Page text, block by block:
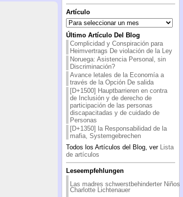
Artículo
Artículo
Último Artículo Del Blog
Complicidad y Conspiración para
Heimvertrags De violación de la Ley
Noruega: Asistencia Personal, sin
Discriminación?
Avance letales de la Economía a
través de la Opción De salida
[D+1500] Hauptbarrieren en contra
de Inclusión y de derecho de
participación de las personas
discapacitadas y de cuidado de
Personas
[D+1350] la Responsabilidad de la
mafia, Systemgebrechen
Todos los Artículos del Blog, ver
Lista
de artículos
Leseempfehlungen
Las madres schwerstbehinderter Niños
Charlotte Lichtenauer